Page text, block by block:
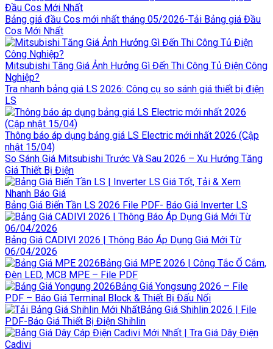
Bảng giá đầu Cos mới nhất tháng 05/2026-Tải Bảng giá Đầu
Cos Mới Nhất
Mitsubishi Tăng Giá Ảnh Hưởng Gì Đến Thi Công Tủ Điện Công
Nghiệp?
Tra nhanh bảng giá LS 2026: Công cụ so sánh giá thiết bị điện
LS
Thông báo áp dụng bảng giá LS Electric mới nhất 2026 (Cập
nhật 15/04)
So Sánh Giá Mitsubishi Trước Và Sau 2026 – Xu Hướng Tăng
Giá Thiết Bị Điện
Bảng Giá Biến Tần LS 2026 File PDF- Báo Giá Inverter LS
Bảng Giá CADIVI 2026 | Thông Báo Áp Dụng Giá Mới Từ
06/04/2026
Bảng Giá MPE 2026 | Công Tắc Ổ Cắm,
Đèn LED, MCB MPE – File PDF
Bảng Giá Yongsung 2026 – File
PDF – Báo Giá Terminal Block & Thiết Bị Đấu Nối
Bảng Giá Shihlin 2026 | File
PDF-Báo Giá Thiết Bị Điện Shihlin